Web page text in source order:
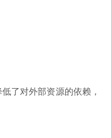
了对外部资源的依赖，